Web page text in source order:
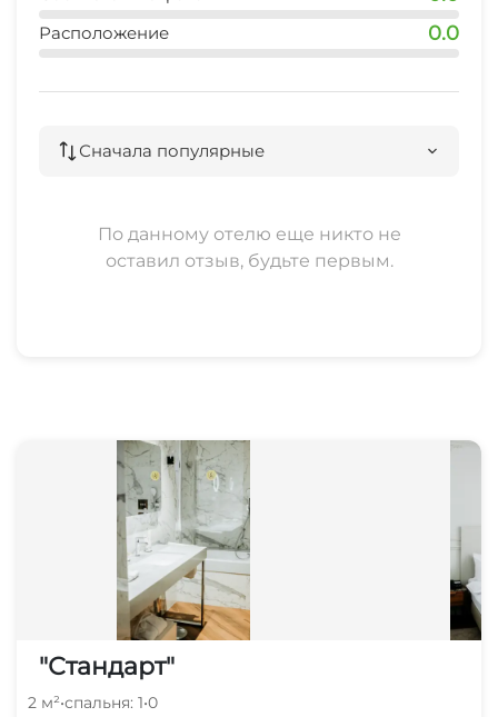
Охраняемая территория
Расположение 0.0
Сначала популярные
По данному отелю еще никто не
оставил отзыв, будьте первым.
"Стандарт"
2 м²•спальня: 1•0